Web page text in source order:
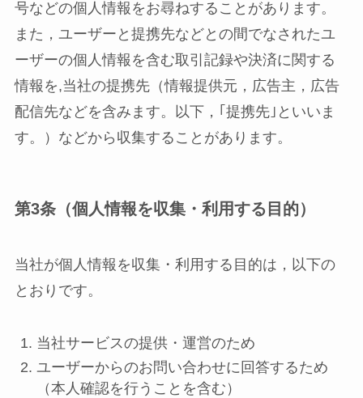
号などの個人情報をお尋ねすることがあります。
また，ユーザーと提携先などとの間でなされたユ
ーザーの個人情報を含む取引記録や決済に関する
情報を,当社の提携先（情報提供元，広告主，広告
配信先などを含みます。以下，｢提携先｣といいま
す。）などから収集することがあります。
第3条（個人情報を収集・利用する目的）
当社が個人情報を収集・利用する目的は，以下の
とおりです。
当社サービスの提供・運営のため
ユーザーからのお問い合わせに回答するため
（本人確認を行うことを含む）